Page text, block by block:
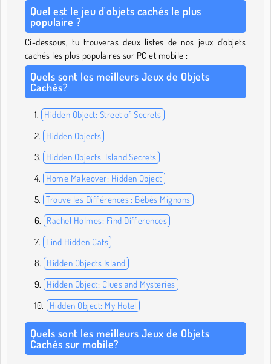
Quel est le jeu d'objets cachés le plus
populaire ?
Ci-dessous, tu trouveras deux listes de nos jeux d'objets
cachés les plus populaires sur PC et mobile :
Quels sont les meilleurs Jeux de Objets
Cachés?
Hidden Object: Street of Secrets
Hidden Objects
Hidden Objects: Island Secrets
Home Makeover: Hidden Object
Trouve les Différences : Bébés Mignons
Rachel Holmes: Find Differences
Find Hidden Cats
Hidden Objects Island
Hidden Object: Clues and Mysteries
Hidden Object: My Hotel
Quels sont les meilleurs Jeux de Objets
Cachés sur mobile?